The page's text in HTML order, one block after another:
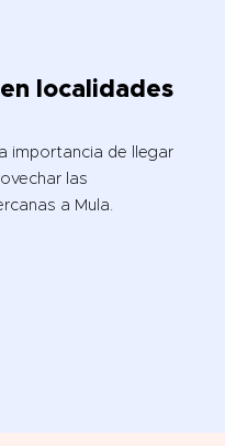
localidades
importancia de llegar
las
a Mula.